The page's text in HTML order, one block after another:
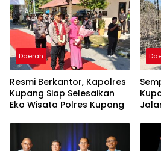
Daerah
Resmi Berkantor, Kapolres
Kupang Siap Selesaikan
Eko Wisata Polres Kupang